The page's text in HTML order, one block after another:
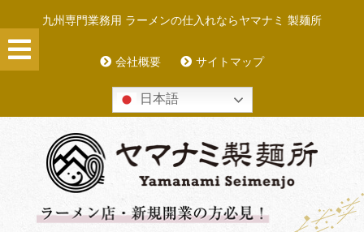
to
content
九州専門業務用 ラーメンの仕入れならヤマナミ 製麺所
会社概要 サイトマップ
日本語